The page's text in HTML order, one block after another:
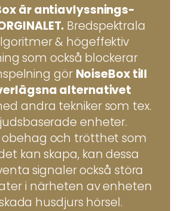
är antiavlyssnings-
Bredspektrala
& högeffektiv
som också blockerar
gör NoiseBox till
alternativet
andra tekniker som tex.
enheter.
och trötthet som
kan skapa, kan dessa
signaler också störa
i närheten av enheten
husdjurs hörsel.